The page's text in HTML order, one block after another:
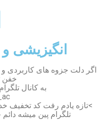
انگیزیشی
اگر دلت جزوه های کاربردی
خفن
به کانال
>تازه یادم رفت کد تخفیف
تلگرام پین میشه